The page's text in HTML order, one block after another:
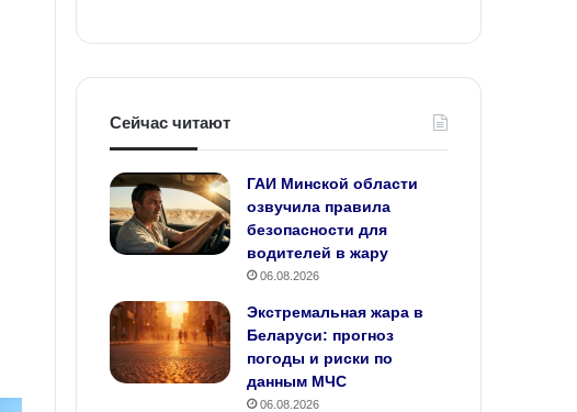
Сейчас читают
ГАИ Минской области
озвучила правила
безопасности для
водителей в жару
06.08.2026
Экстремальная жара в
Беларуси: прогноз
погоды и риски по
данным МЧС
06.08.2026